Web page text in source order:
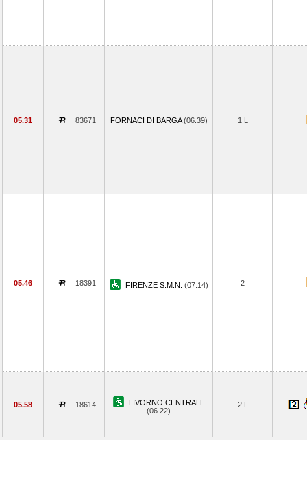
05.31 83671 FORNACI DI BARGA(06.39) 1 L
05.46 18391 FIRENZE S.M.N. (07.14) 2
05.58 18614
LIVORNO CENTRALE
(06.22)
2 L